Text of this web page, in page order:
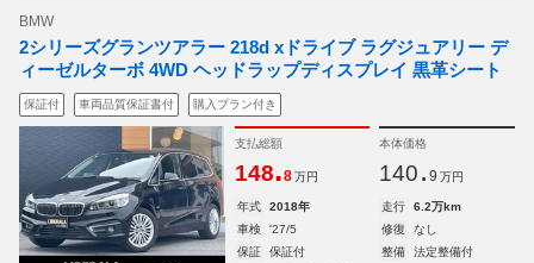
BMW
2シリーズグランツアラー 218d xドライブ ラグジュアリー デ
ィーゼルターボ 4WD ヘッドラップディスプレイ 黒革シート
保証付 車両品質保証書付 購入プラン付き
支払総額
148.8 万円
本体価格
140. 9 万円
年式 2018年 走行
6.2万km
車検
'27/5 修復
なし
保証
保証付 整備
法定整備付